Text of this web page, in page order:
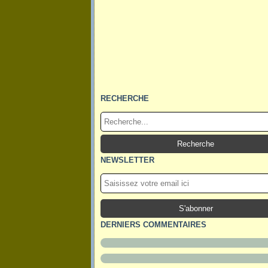
RECHERCHE
NEWSLETTER
DERNIERS COMMENTAIRES